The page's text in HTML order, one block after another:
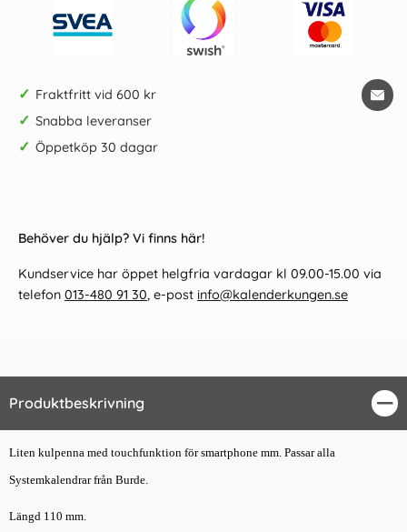
✓ Fraktfritt vid 600 kr
✓ Snabba leveranser
✓ Öppetköp 30 dagar
Behöver du hjälp? Vi finns här!
Kundservice har öppet helgfria vardagar kl 09.00-15.00 via
telefon 013-480 91 30, e-post info@kalenderkungen.se
Produktbeskrivning
Liten kulpenna med touchfunktion för smartphone mm. Passar alla
Systemkalendrar från Burde.
Längd 110 mm.